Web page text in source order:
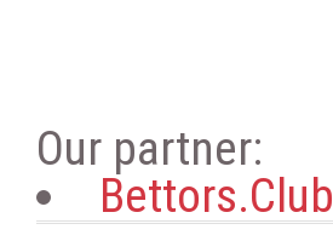
Our partner:
Bettors.Club